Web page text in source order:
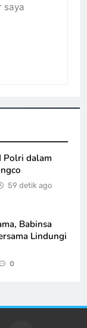
saya
Polri dalam
59 detik ago
Babinsa
Lindungi
0